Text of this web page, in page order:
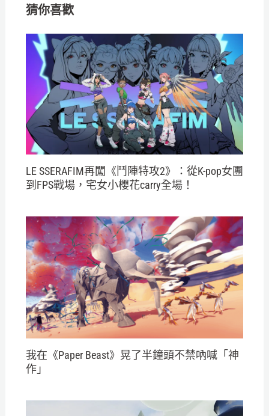
猜你喜歡
LE SSERAFIM再闖《鬥陣特攻2》：從K-pop女團
到FPS戰場，宅女小櫻花carry全場！
我在《Paper Beast》晃了半鐘頭不禁吶喊「神
作」